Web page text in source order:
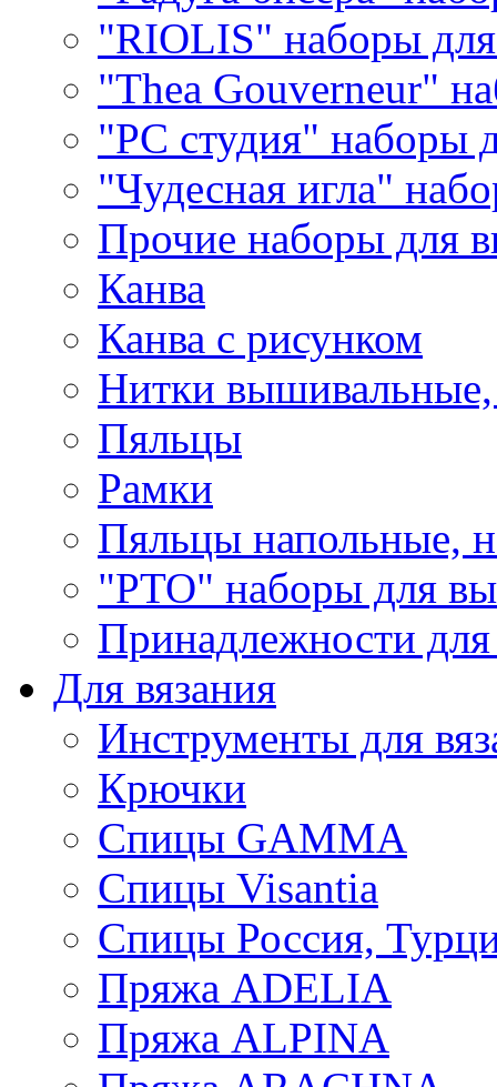
"RIOLIS" наборы
"Thea Gouverneur"
"РС студия" наборы
"Чудесная игла"
Прочие наборы для
Канва
Канва с рисунком
Нитки
Пяльцы
Рамки
Пяльцы напольные,
"РТО" наборы для
Принадлежности
Для вязания
Инструменты для
Крючки
Спицы GAMMA
Спицы Visantia
Спицы Россия,
Пряжа ADELIA
Пряжа ALPINA